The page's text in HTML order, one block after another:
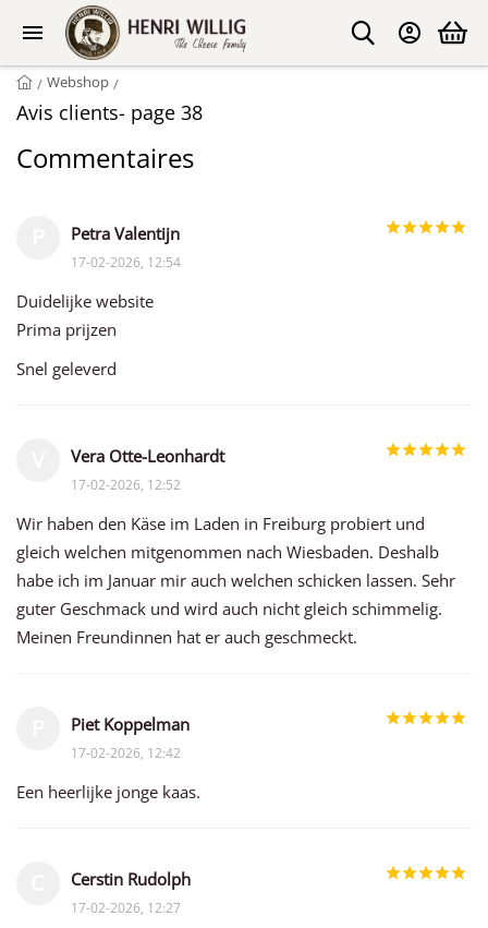
/ Webshop /
Avis clients- page 38
Commentaires
Petra Valentijn
17-02-2026, 12:54
Duidelijke website
Prima prijzen
Snel geleverd
Vera Otte-Leonhardt
17-02-2026, 12:52
Wir haben den Käse im Laden in Freiburg probiert und
gleich welchen mitgenommen nach Wiesbaden. Deshalb
habe ich im Januar mir auch welchen schicken lassen. Sehr
guter Geschmack und wird auch nicht gleich schimmelig.
Meinen Freundinnen hat er auch geschmeckt.
Piet Koppelman
17-02-2026, 12:42
Een heerlijke jonge kaas.
Cerstin Rudolph
17-02-2026, 12:27